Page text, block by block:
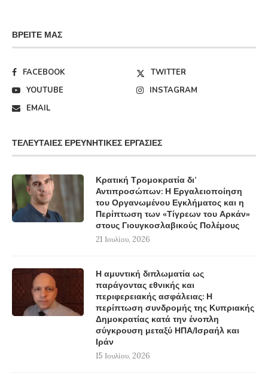
ΒΡΕΊΤΕ ΜΑΣ
FACEBOOK
TWITTER
YOUTUBE
INSTAGRAM
EMAIL
ΤΕΛΕΥΤΑΊΕΣ ΕΡΕΥΝΗΤΙΚΈΣ ΕΡΓΑΣΊΕΣ
Κρατική Τρομοκρατία δι’
Αντιπροσώπων: Η Εργαλειοποίηση
του Οργανωμένου Εγκλήματος και η
Περίπτωση των «Τίγρεων του Αρκάν»
στους Γιουγκοσλαβικούς Πολέμους
21 Ιουλίου, 2026
Η αμυντική διπλωματία ως
παράγοντας εθνικής και
περιφερειακής ασφάλειας: Η
περίπτωση συνδρομής της Κυπριακής
Δημοκρατίας κατά την ένοπλη
σύγκρουση μεταξύ ΗΠΑ/Ισραήλ και
Ιράν
15 Ιουλίου, 2026